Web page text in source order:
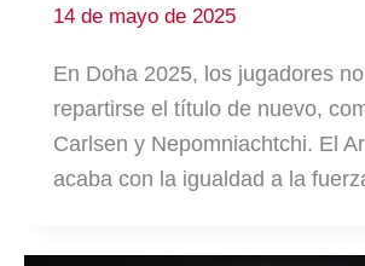
14 de mayo de 2025
En Doha 2025, los jugadores
repartirse el título de nuevo,
Carlsen y Nepomniachtchi. El
acaba con la igualdad a la